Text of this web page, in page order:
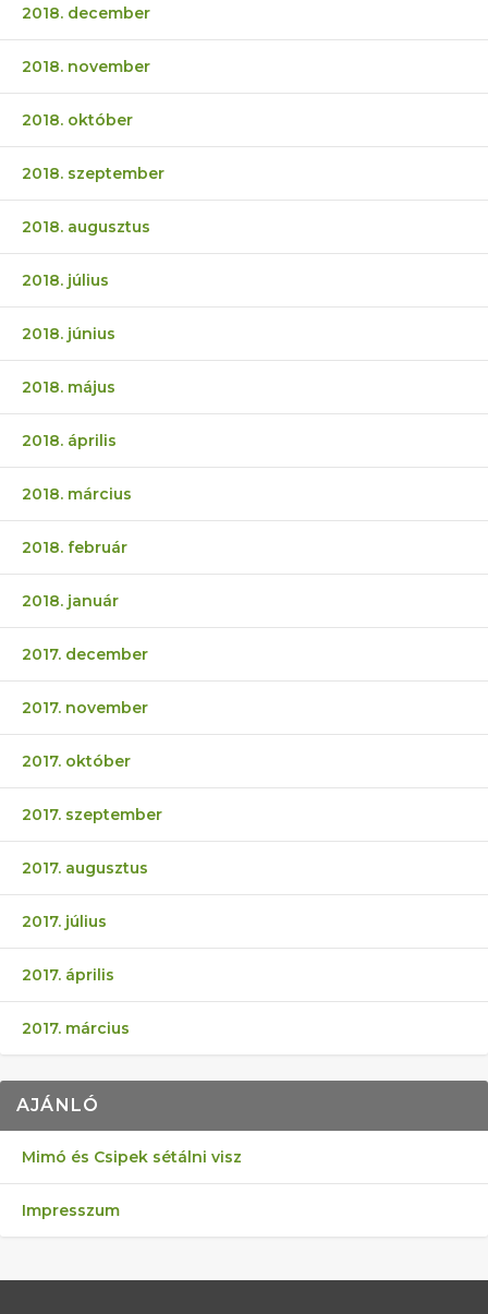
2018. december
2018. november
2018. október
2018. szeptember
2018. augusztus
2018. július
2018. június
2018. május
2018. április
2018. március
2018. február
2018. január
2017. december
2017. november
2017. október
2017. szeptember
2017. augusztus
2017. július
2017. április
2017. március
AJÁNLÓ
Mimó és Csipek sétálni visz
Impresszum